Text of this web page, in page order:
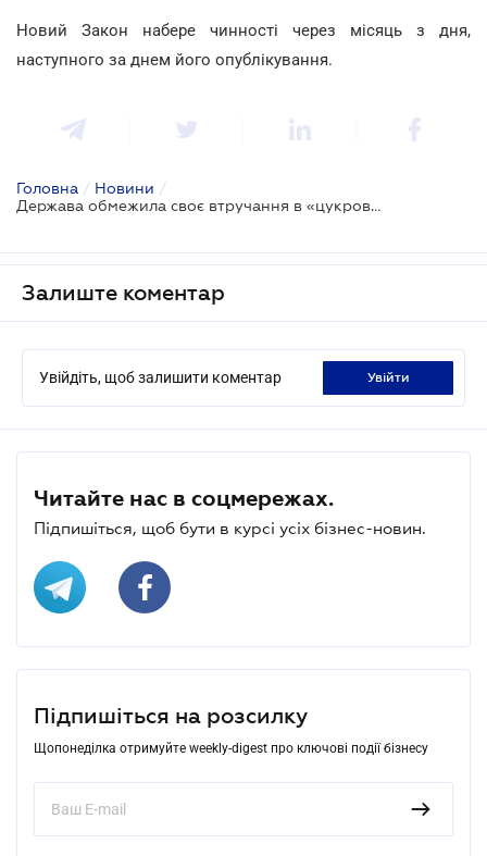
Новий Закон набере чинності через місяць з дня,
наступного за днем його опублікування.
Головна / Новини /
Держава обмежила своє втручання в «цукрову» галузь
Залиште коментар
Увійдіть, щоб залишити коментар увійти
Читайте нас в соцмережах.
Підпишіться, щоб бути в курсі усіх бізнес-новин.
Підпишіться на розсилку
Щопонеділка отримуйте weekly-digest про ключові події бізнесу